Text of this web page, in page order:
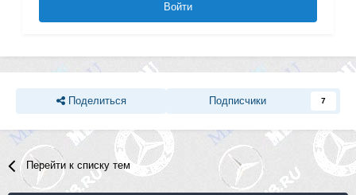
Войти
Поделиться Подписчики 7
Перейти к списку тем